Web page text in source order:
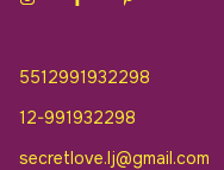
5512991932298
12-991932298
secretlove.lj@gmail.com